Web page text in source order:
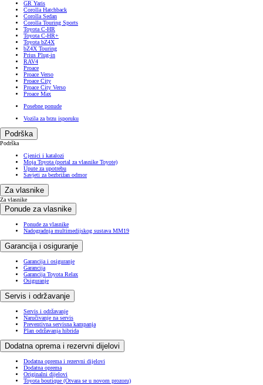
GR Yaris
Corolla Hatchback
Corolla Sedan
Corolla Touring Sports
Toyota C-HR
Toyota C-HR+
Toyota bZ4X
bZ4X Touring
Prius Plug-in
RAV4
Proace
Proace Verso
Proace City
Proace City Verso
Proace Max
Posebne ponude
Vozila za brzu isporuku
Podrška
Podrška
Cjenici i katalozi
Moja Toyota (portal za vlasnike Toyote)
Upute za upotrebu
Savjeti za bezbrižan odmor
Za vlasnike
Za vlasnike
Ponude za vlasnike
Ponude za vlasnike
Nadogradnja multimedijskog sustava MM19
Garancija i osiguranje
Garancija i osiguranje
Garancija
Garancija Toyota Relax
Osiguranje
Servis i održavanje
Servis i održavanje
Naručivanje na servis
Preventivna servisna kampanja
Plan održavanja hibrida
Dodatna oprema i rezervni dijelovi
Dodatna oprema i rezervni dijelovi
Dodatna oprema
Originalni dijelovi
Toyota boutique (Otvara se u novom prozoru)